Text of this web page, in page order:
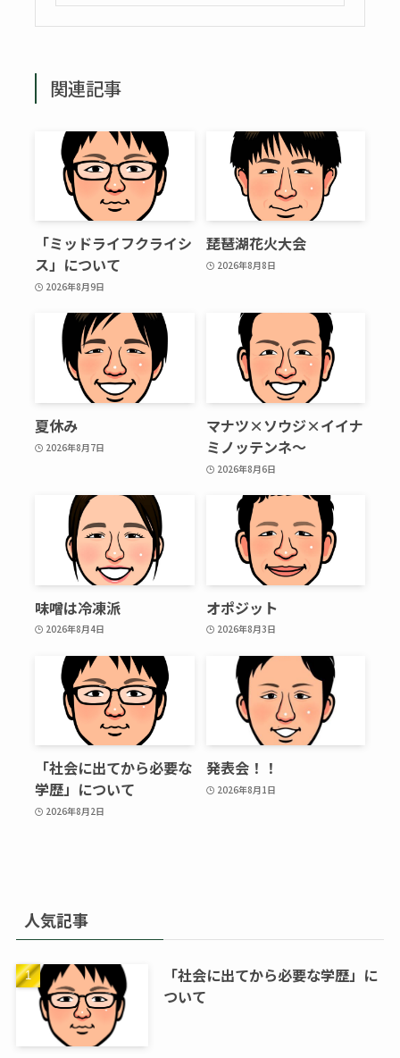
関連記事
「ミッドライフクライシ
ス」について
2026年8月9日
琵琶湖花火大会
2026年8月8日
夏休み
2026年8月7日
マナツ×ソウジ×イイナ
ミノッテンネ～
2026年8月6日
味噌は冷凍派
2026年8月4日
オポジット
2026年8月3日
「社会に出てから必要な
学歴」について
2026年8月2日
発表会！！
2026年8月1日
人気記事
「社会に出てから必要な学歴」に
ついて